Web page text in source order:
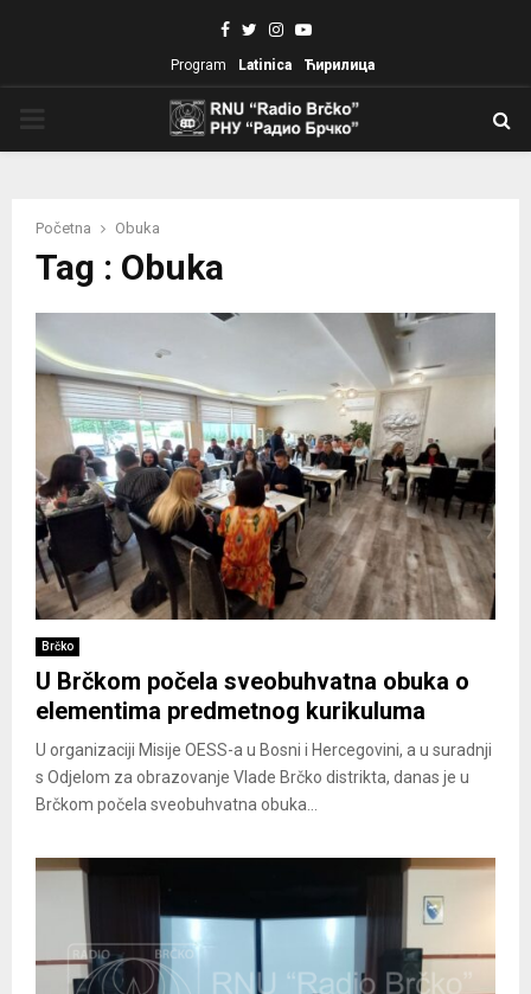
Facebook
TwitterInstagram
Youtube
Program Latinica Ћирилица
Početna Obuka
Tag : Obuka
Brčko
U Brčkom počela sveobuhvatna obuka o
elementima predmetnog kurikuluma
U organizaciji Misije OESS-a u Bosni i Hercegovini, a u suradnji
s Odjelom za obrazovanje Vlade Brčko distrikta, danas je u
Brčkom počela sveobuhvatna obuka...